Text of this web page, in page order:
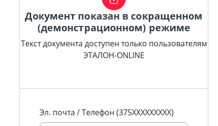
Документ показан в сокращенном
(демонстрационном) режиме
Текст документа доступен только пользователям
ЭТАЛОН-ONLINE
Эл. почта / Телефон (375XXXXXXXXX)